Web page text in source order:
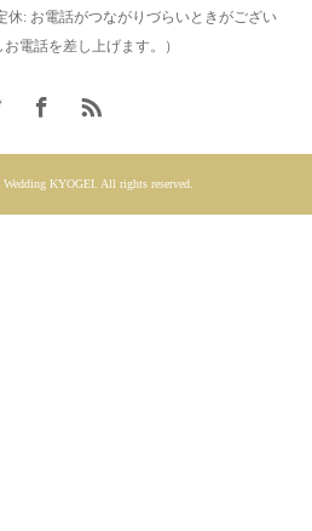
休: お電話がつながりづらいときがござい
電話を差し上げます。）
KYOGEI. All rights reserved.